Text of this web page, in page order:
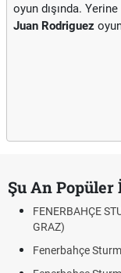
oyun dışında. Yerine
Juan Rodriguez
Şu An
FENERBAHÇE
GRAZ)
Fenerbahçe